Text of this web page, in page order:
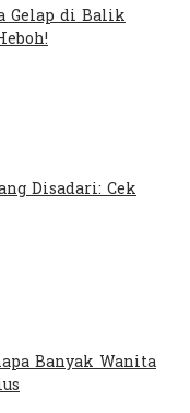
Gelap di Balik
Disadari: Cek
Banyak Wanita